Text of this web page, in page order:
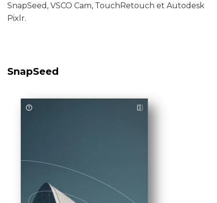
SnapSeed, VSCO Cam, TouchRetouch et Autodesk
Pixlr.
SnapSeed